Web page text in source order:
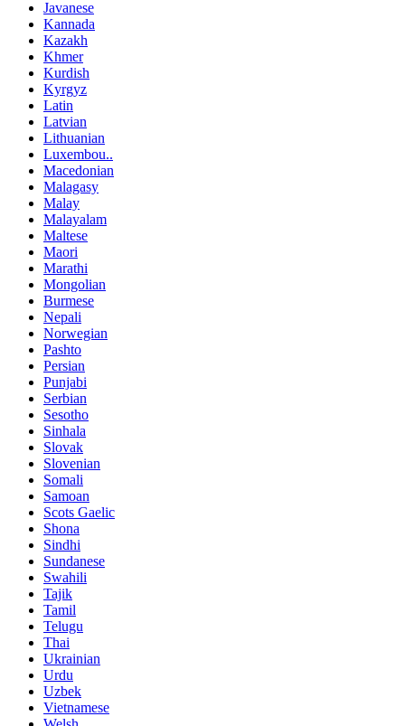
Javanese
Kannada
Kazakh
Khmer
Kurdish
Kyrgyz
Latin
Latvian
Lithuanian
Luxembou..
Macedonian
Malagasy
Malay
Malayalam
Maltese
Maori
Marathi
Mongolian
Burmese
Nepali
Norwegian
Pashto
Persian
Punjabi
Serbian
Sesotho
Sinhala
Slovak
Slovenian
Somali
Samoan
Scots Gaelic
Shona
Sindhi
Sundanese
Swahili
Tajik
Tamil
Telugu
Thai
Ukrainian
Urdu
Uzbek
Vietnamese